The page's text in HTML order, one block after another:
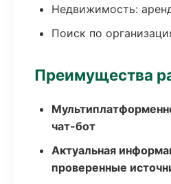
Недвижимость:
Поиск по
Преимущества
чат-бот
Актуальная
проверенные